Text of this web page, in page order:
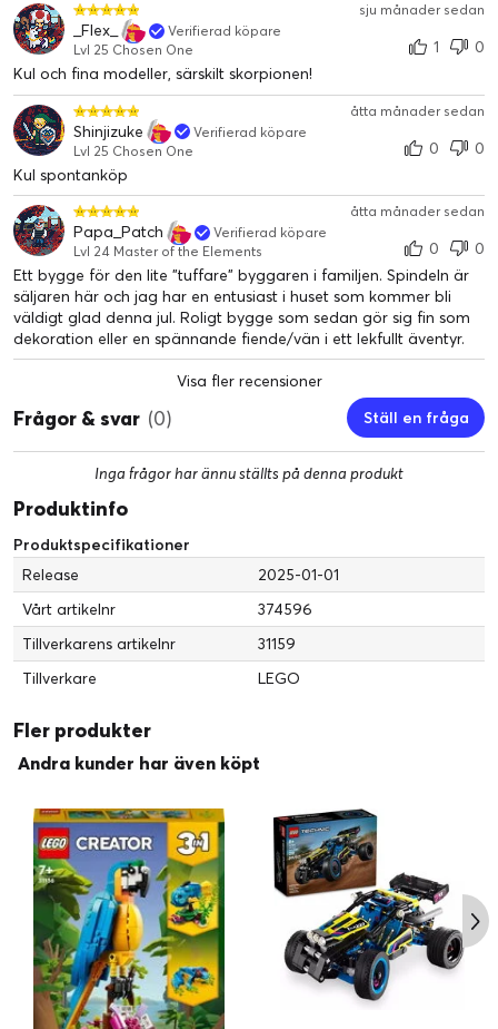
lång och 15 cm bred sju månader sedan
_Flex_
Verifierad köpare
Lvl 25 Chosen One
1
0
Kul och fina modeller, särskilt skorpionen!
åtta månader sedan
Shinjizuke
Verifierad köpare
Lvl 25 Chosen One
0
0
Kul spontanköp
åtta månader sedan
Papa_Patch
Verifierad köpare
Lvl 24 Master of the Elements
0
0
Ett bygge för den lite "tuffare" byggaren i familjen. Spindeln är
säljaren här och jag har en entusiast i huset som kommer bli
väldigt glad denna jul. Roligt bygge som sedan gör sig fin som
dekoration eller en spännande fiende/vän i ett lekfullt äventyr.
Visa fler recensioner
Frågor & svar (0) Ställ en fråga
Inga frågor har ännu ställts på denna produkt
Produktinfo
Produktspecifikationer
Release
2025-01-01
Vårt artikelnr
374596
Tillverkarens artikelnr
31159
Tillverkare
LEGO
Fler produkter
Andra kunder har även köpt